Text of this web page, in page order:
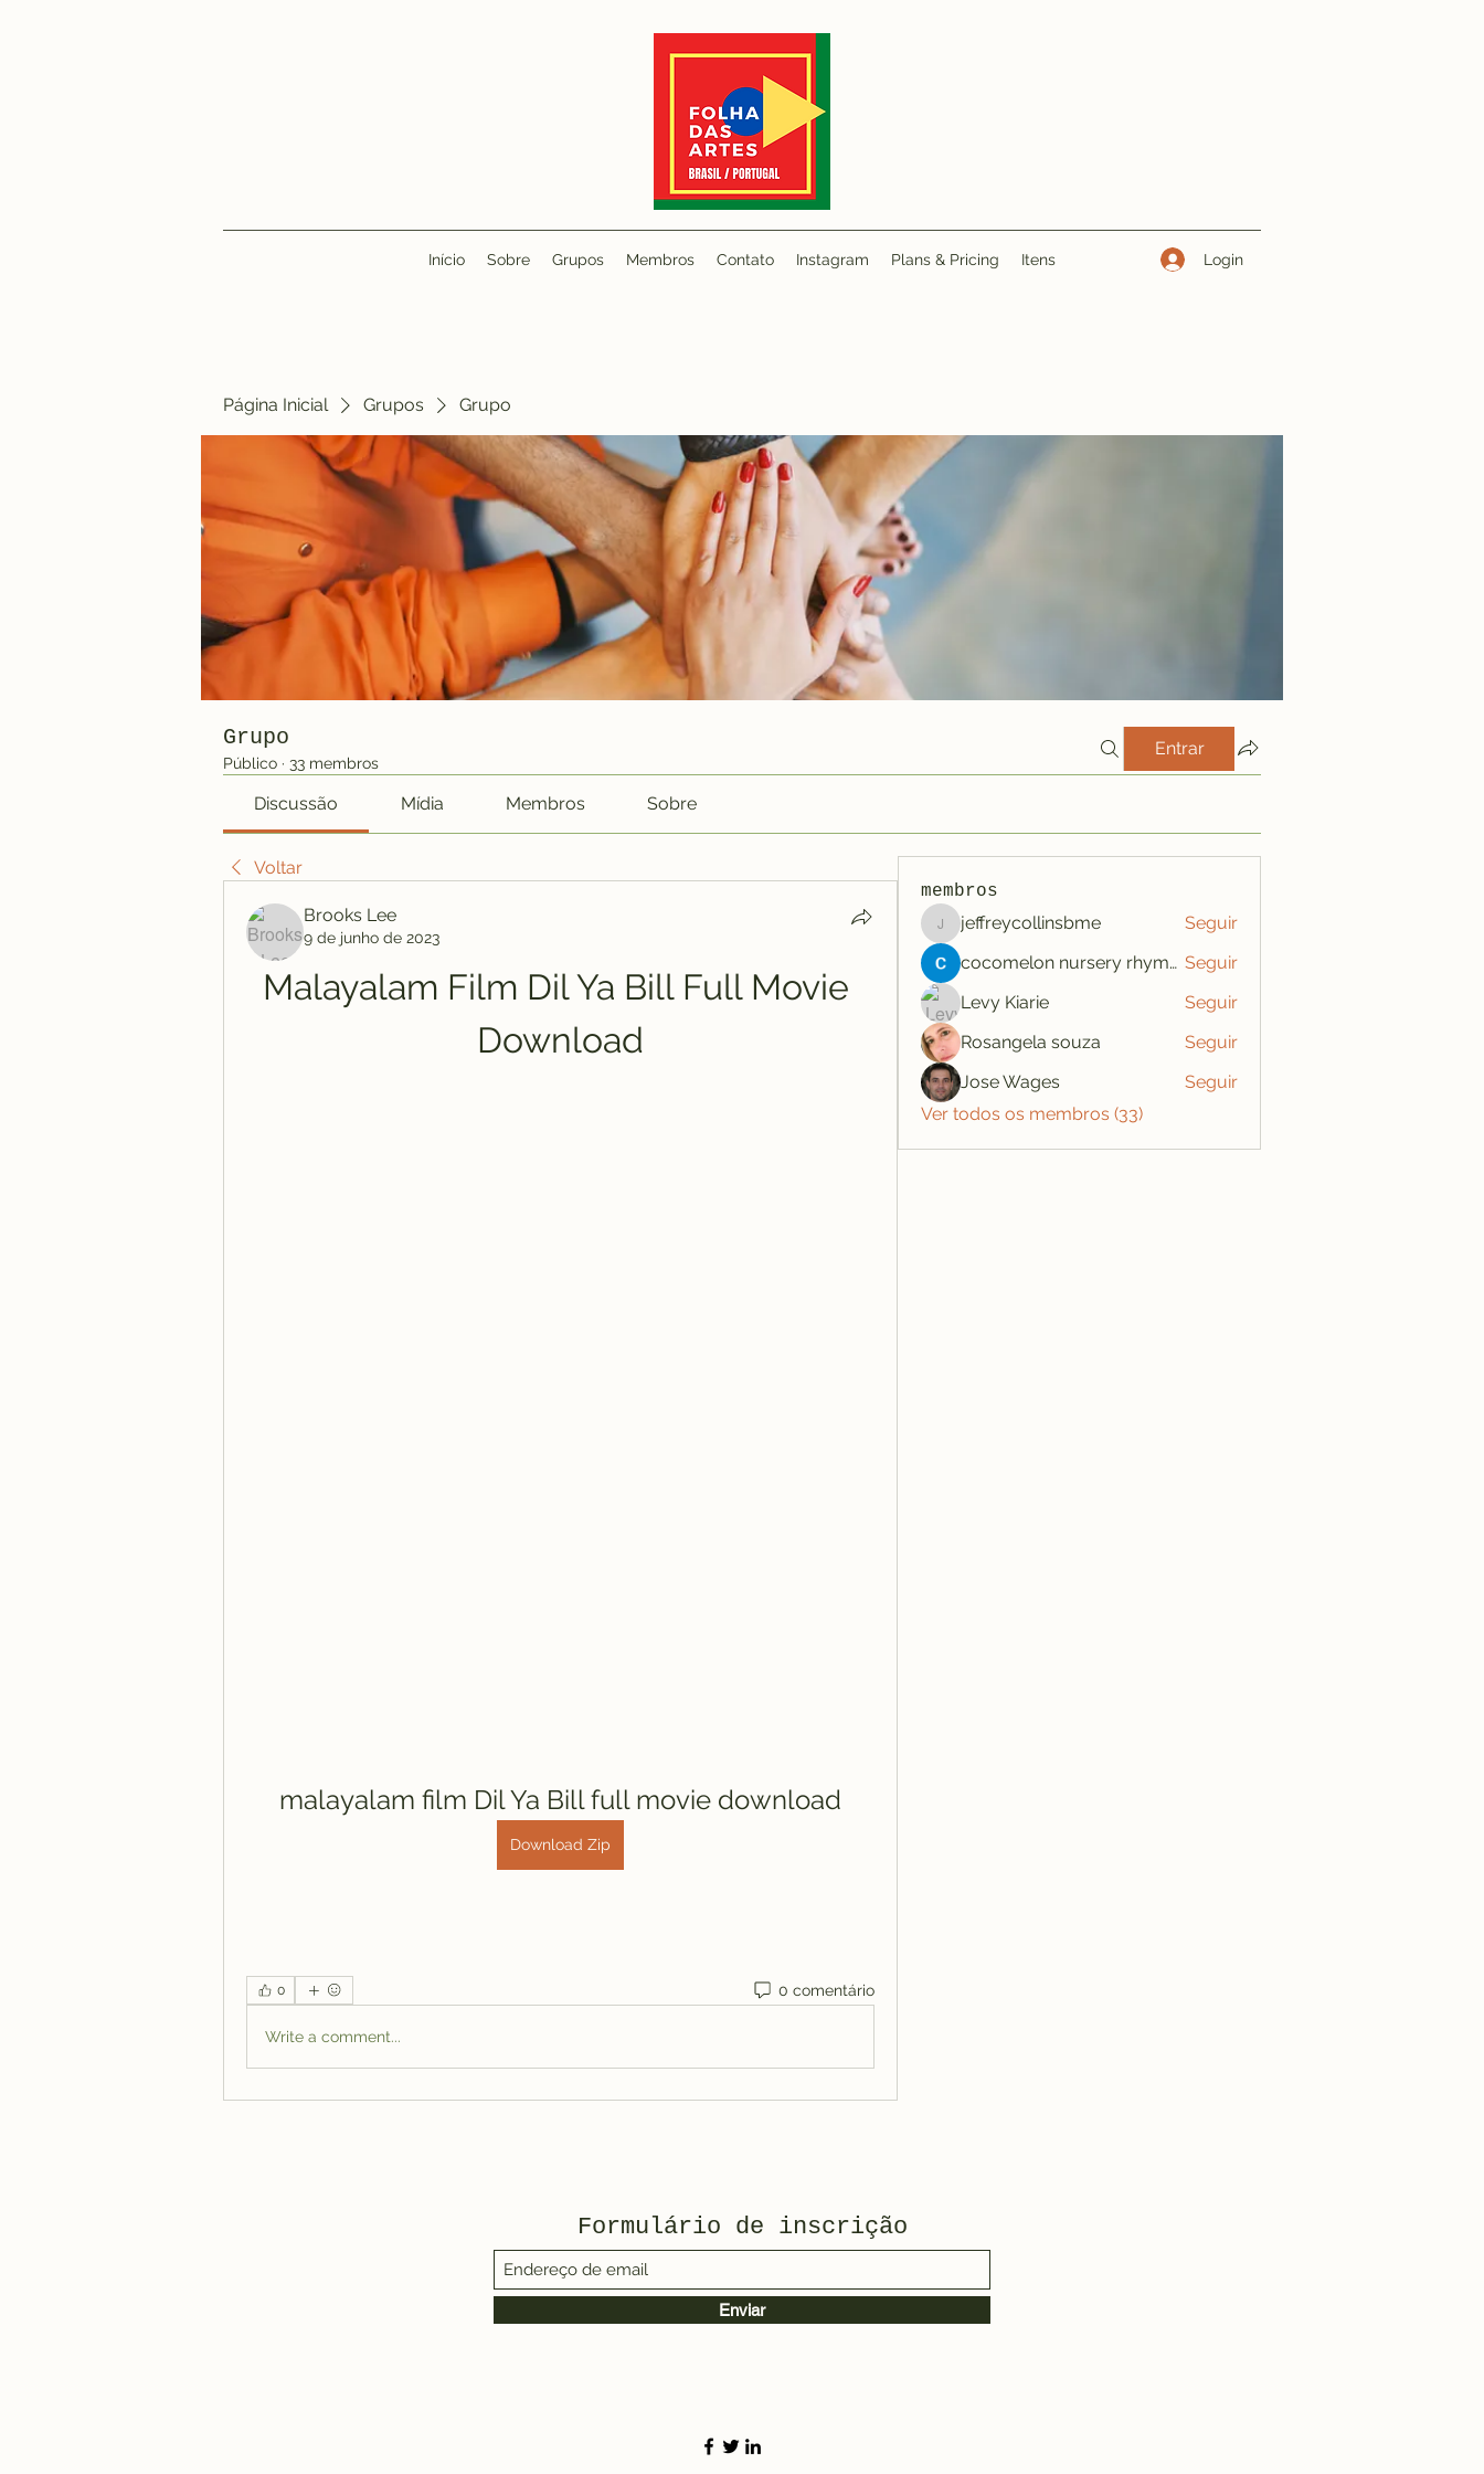
Início Sobre Grupos Membros Contato Instagram Plans & Pricing Itens Login
Página Inicial Grupos Grupo
Grupo
Público · 33 membros
Entrar
Discussão Mídia Membros Sobre
Voltar
Brooks Lee
9 de junho de 2023
Malayalam Film Dil Ya Bill Full Movie
Download
malayalam film Dil Ya Bill full movie download
Download Zip
0 0 comentário
Write a comment...
membros
jeffreycollinsbme
jeffreycollinsbme
Seguir
cocomelon nursery rhymes Seguir
Levy Kiarie
Seguir
Rosangela souza
Seguir
Jose Wages
Seguir
Ver todos os membros (33)
Formulário de inscrição
Enviar